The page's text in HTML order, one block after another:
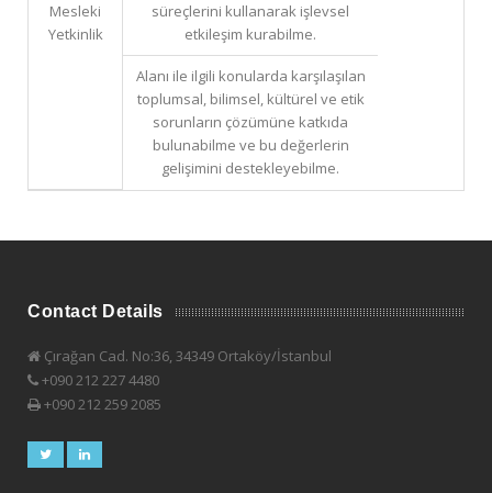
Mesleki
Yetkinlik
süreçlerini kullanarak işlevsel
etkileşim kurabilme.
Alanı ile ilgili konularda karşılaşılan
toplumsal, bilimsel, kültürel ve etik
sorunların çözümüne katkıda
bulunabilme ve bu değerlerin
gelişimini destekleyebilme.
Contact Details
Çırağan Cad. No:36, 34349 Ortaköy/İstanbul
+090 212 227 4480
+090 212 259 2085